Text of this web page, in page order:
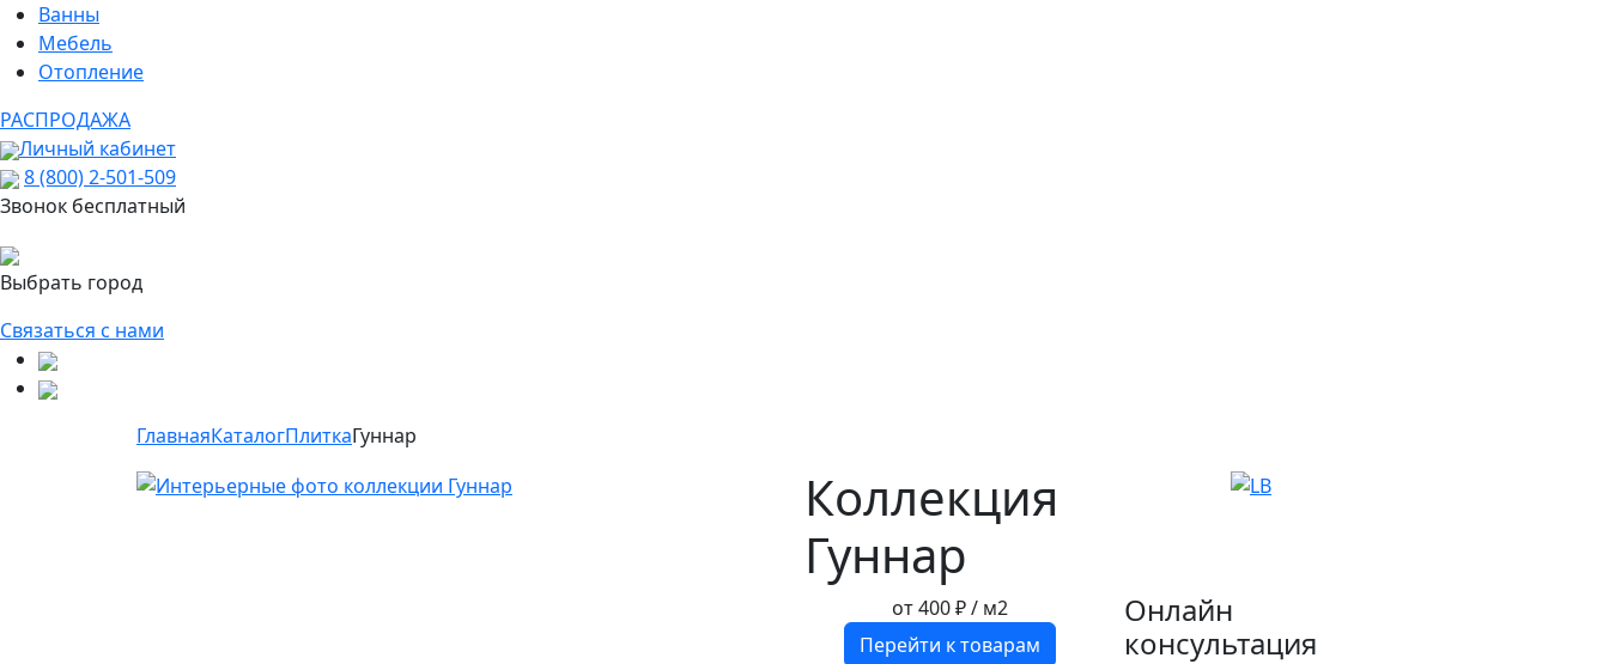
Ванны
Мебель
Отопление
РАСПРОДАЖА
Личный кабинет
8 (800) 2-501-509
Звонок бесплатный
Выбрать город
Связаться с нами
ГлавнаяКаталогПлиткаГуннар
Коллекция
Гуннар
от400 ₽/ м2
Перейти к товарам
Онлайн
консультация